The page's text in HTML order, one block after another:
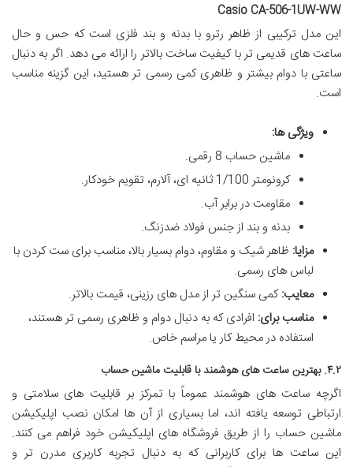
Casio CA-506-1UW-WW
این مدل ترکیبی از ظاهر رترو با بدنه و بند فلزی است که حس و حال
ساعت های قدیمی تر با کیفیت ساخت بالاتر را ارائه می دهد. اگر به دنبال
ساعتی با دوام بیشتر و ظاهری کمی رسمی تر هستید، این گزینه مناسب
است.
ویژگی ها:
ماشین حساب 8 رقمی.
کرونومتر 1/100 ثانیه ای، آلارم، تقویم خودکار.
مقاومت در برابر آب.
بدنه و بند از جنس فولاد ضدزنگ.
مزایا: ظاهر شیک و مقاوم، دوام بسیار بالا، مناسب برای ست کردن با
لباس های رسمی.
معایب:کمی سنگین تر از مدل های رزینی، قیمت بالاتر.
مناسب برای: افرادی که به دنبال دوام و ظاهری رسمی تر هستند،
استفاده در محیط کار یا مراسم خاص.
۴.۲. بهترین ساعت های هوشمند با قابلیت ماشین حساب
اگرچه ساعت های هوشمند عموماً با تمرکز بر قابلیت های سلامتی و
ارتباطی توسعه یافته اند، اما بسیاری از آن ها امکان نصب اپلیکیشن
ماشین حساب را از طریق فروشگاه های اپلیکیشن خود فراهم می کنند.
این ساعت ها برای کاربرانی که به دنبال تجربه کاربری مدرن تر و